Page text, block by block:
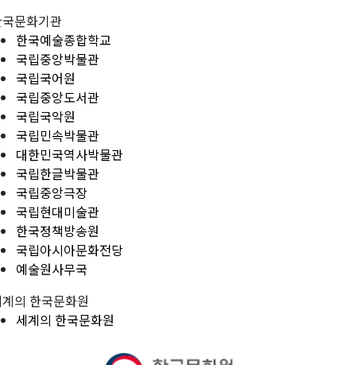
문화기관
한국예술종합학교
국립중앙박물관
국립국어원
국립중앙도서관
국립국악원
국립민속박물관
대한민국역사박물관
국립한글박물관
국립중앙극장
국립현대미술관
한국정책방송원
국립아시아문화전당
예술원사무국
의 한국문화원
세계의 한국문화원